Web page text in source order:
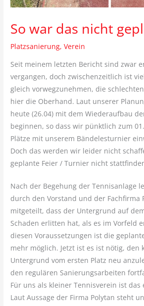
So war das nicht
Platzsanierung,Verein
Seit meinem letzten Bericht sind zwar
vergangen, doch zwischenzeitlich ist
gleich vorwegzunehmen, die
hier die Oberhand. Laut unserer
heute (26.04) mit dem Wiederaufbau
beginnen, so dass wir pünktlich zum
Plätze mit unserem Bändelesturnier
Doch das werden wir leider nicht
geplante Feier / Turnier nicht
Nach der Begehung der Tennisanlage
durch den Vorstand und der Fachfirma
mitgeteilt, dass der Untergrund auf
Schaden erlitten hat, als es im Vorfeld
diesen Voraussetzungen ist die
mehr möglich. Jetzt ist es ist nötig, den
Untergrund vom ersten Platz neu
den regulären Sanierungsarbeiten
Für uns als kleiner Tennisverein ist das
Laut Aussage der Firma Polytan steht